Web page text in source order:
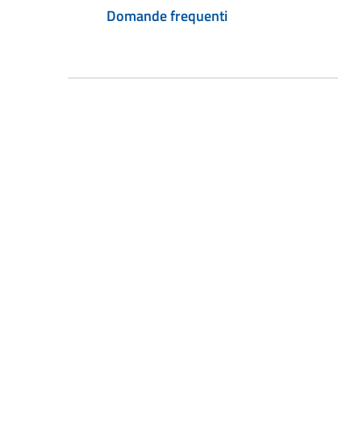
Domande frequenti